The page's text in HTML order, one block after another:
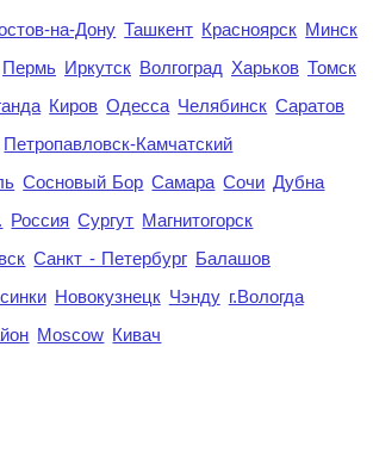
на-Дону Ташкент Красноярск Минск
Пермь Иркутск Волгоград Харьков Томск
Киров Одесса Челябинск Саратов
Петропавловск-Камчатский
Сосновый Бор Самара Сочи Дубна
Россия Сургут Магнитогорск
Санкт - Петербург Балашов
Новокузнецк Чэнду г.Вологда
Moscow Кивач